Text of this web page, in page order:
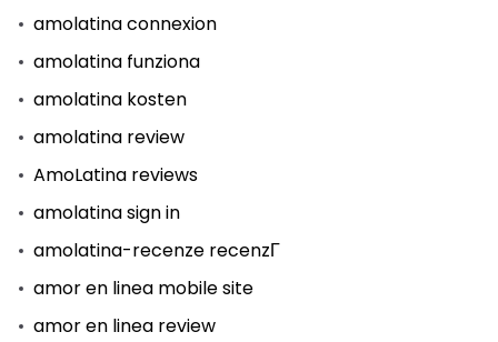
amolatina connexion
amolatina funziona
amolatina kosten
amolatina review
AmoLatina reviews
amolatina sign in
amolatina-recenze recenzГ­
amor en linea mobile site
amor en linea review